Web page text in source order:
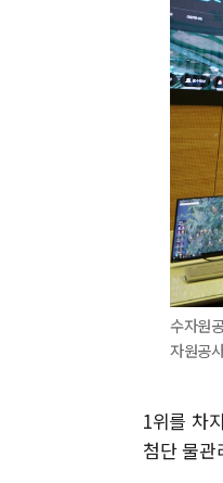
수자원
자원공
1위를 차
첨단 물